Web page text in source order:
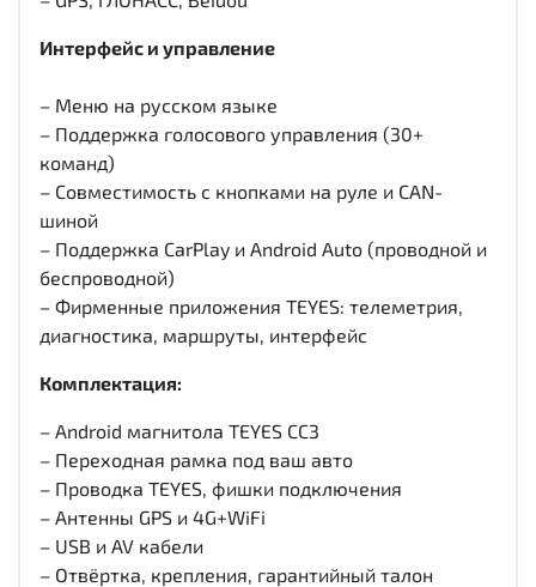
Интерфейс и управление
– Меню на русском языке
– Поддержка голосового управления (30+
команд)
– Совместимость с кнопками на руле и CAN-
шиной
– Поддержка CarPlay и Android Auto (проводной и
беспроводной)
– Фирменные приложения TEYES: телеметрия,
диагностика, маршруты, интерфейс
Комплектация:
– Android магнитола TEYES CC3
– Переходная рамка под ваш авто
– Проводка TEYES, фишки подключения
– Антенны GPS и 4G+WiFi
– USB и AV кабели
– Отвёртка, крепления, гарантийный талон